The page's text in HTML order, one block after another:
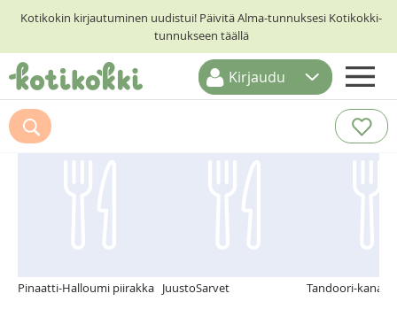
Kotikokin kirjautuminen uudistui! Päivitä Alma-tunnuksesi Kotikokki-
tunnukseen täällä
ETUSIVU
RESEPTIHAKU
Kirjaudu
Suosittelemme myös
Pinaatti-Halloumi piirakka JuustoSarvet Tandoori-